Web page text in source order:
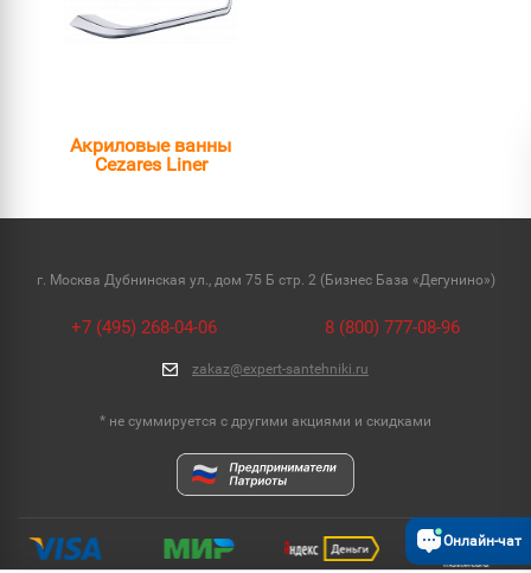
Акриловые ванны
Cezares Liner
г. Москва Дубнинская ул., дом 75 Б стр. 2 (Бизнес База «Дегунино»)
+7 (495) 268-04-06 8 (800) 777-08-96
zakaz@expert-santehniki.ru
* не суммируется с другими акциями и скидками
Онлайн-чат